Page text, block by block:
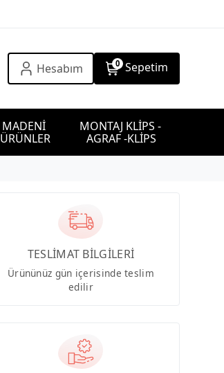
Hesabım 0 Sepetim
MADENİ
ÜRÜNLER
MONTAJ KLİPS -
AGRAF -KLİPS
TESLİMAT BİLGİLERİ
Ürününüz gün içerisinde teslim
edilir